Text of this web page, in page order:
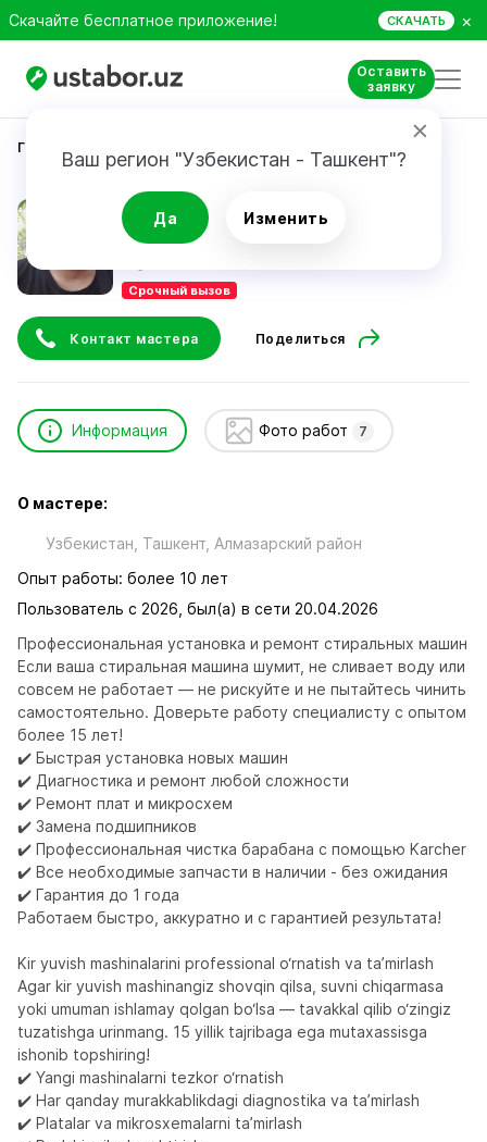
Скачайте бесплатное приложение! СКАЧАТЬ ×
Оставить
заявку
Ваш регион "Узбекистан - Ташкент"?
Да Изменить
Главная Ремонт техники
BEKZOD Gafurov
Срочный вызов
Контакт мастера Поделиться
Информация Фото работ 7
О мастере:
Узбекистан, Ташкент, Алмазарский район
Опыт работы: более 10 лет
Пользователь с 2026, был(а) в сети 20.04.2026
Профессиональная установка и ремонт стиральных машин
Если ваша стиральная машина шумит, не сливает воду или
совсем не работает — не рискуйте и не пытайтесь чинить
самостоятельно. Доверьте работу специалисту с опытом
более 15 лет!
✔️ Быстрая установка новых машин
✔️ Диагностика и ремонт любой сложности
✔️ Ремонт плат и микросхем
✔️ Замена подшипников
✔️ Профессиональная чистка барабана с помощью Karcher
✔️ Все необходимые запчасти в наличии - без ожидания
✔️ Гарантия до 1 года
Работаем быстро, аккуратно и с гарантией результата!
Kir yuvish mashinalarini professional o‘rnatish va ta’mirlash
Agar kir yuvish mashinangiz shovqin qilsa, suvni chiqarmasa
yoki umuman ishlamay qolgan bo‘lsa — tavakkal qilib o‘zingiz
tuzatishga urinmang. 15 yillik tajribaga ega mutaxassisga
ishonib topshiring!
✔️ Yangi mashinalarni tezkor o‘rnatish
✔️ Har qanday murakkablikdagi diagnostika va ta’mirlash
✔️ Platalar va mikrosxemalarni ta’mirlash